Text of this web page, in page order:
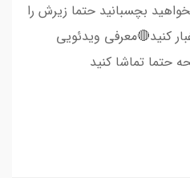
بچسبانید حتما زیرش را
کنید🔴معرفی ویدئویی
حتما تماشا کنید